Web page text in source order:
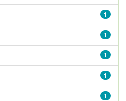
1
1
1
1
1